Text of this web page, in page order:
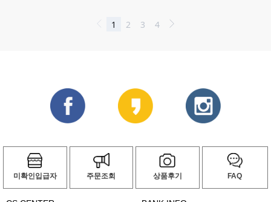
미확인입급자 주문조회 상품후기 FAQ